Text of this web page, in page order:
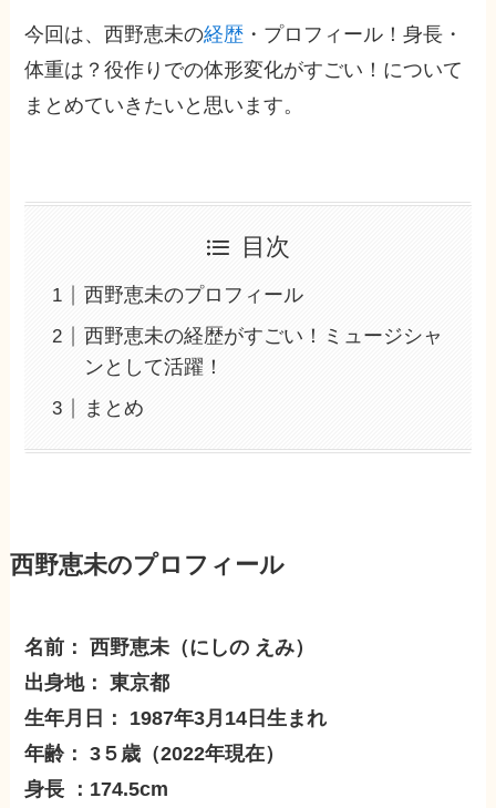
今回は、西野恵未の経歴 ・プロフィール！身長・
体重は？役作りでの体形変化がすごい！について
まとめていきたいと思います。
目次
西野恵未のプロフィール
西野恵未の経歴がすごい！ミュージシャ
ンとして活躍！
まとめ
西野恵未のプロフィール
名前： 西野恵未（にしの えみ）
出身地： 東京都
生年月日： 1987年3月14日生まれ
年齢： 3５歳（2022年現在）
身長 ：174.5cm